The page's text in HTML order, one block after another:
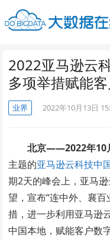
2022亚马逊云
多项举措赋能
业界 2022年10月13日
北京——2022年10
主题的亚马逊云科技中
期2天的峰会上，亚马
望，宣布“连中外、襄
措，进一步利用亚马逊
中国本地，赋能客户数